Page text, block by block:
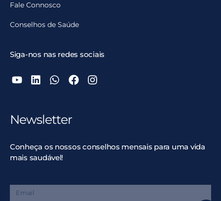
Fale Connosco
Conselhos de Saúde
Siga-nos nas redes sociais
Newsletter
Conheça os nossos conselhos mensais para uma vida
mais saudável!